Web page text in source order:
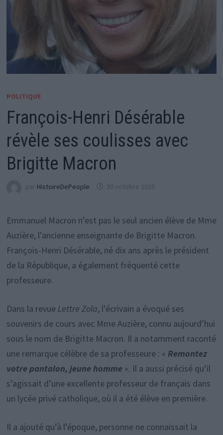
POLITIQUE
François-Henri Désérable
révèle ses coulisses avec
Brigitte Macron
par HistoireDePeople 30 octobre 2025
Emmanuel Macron n’est pas le seul ancien élève de Mme
Auzière, l’ancienne enseignante de Brigitte Macron.
François-Henri Désérable, né dix ans après le président
de la République, a également fréquenté cette
professeure.
Dans la revue Lettre Zola, l’écrivain a évoqué ses
souvenirs de cours avec Mme Auzière, connu aujourd’hui
sous le nom de Brigitte Macron. Il a notamment raconté
une remarque célèbre de sa professeure : « Remontez
votre pantalon, jeune homme ». Il a aussi précisé qu’il
s’agissait d’une excellente professeur de français dans
un lycée privé catholique, où il a été élève en première.
Il a ajouté qu’à l’époque, personne ne connaissait la